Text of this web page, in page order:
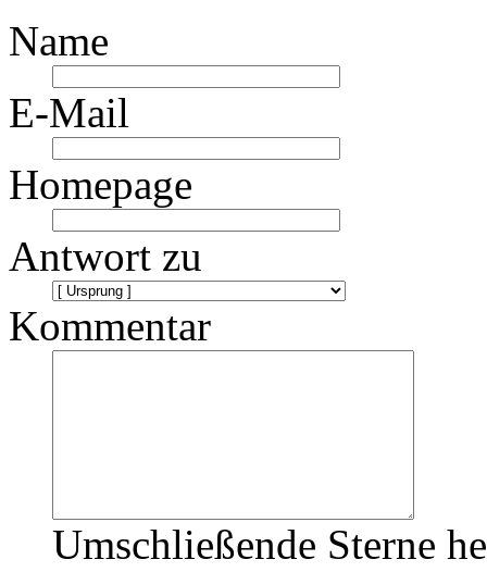
Name
E-Mail
Homepage
Antwort zu
Kommentar
Umschließende Sterne